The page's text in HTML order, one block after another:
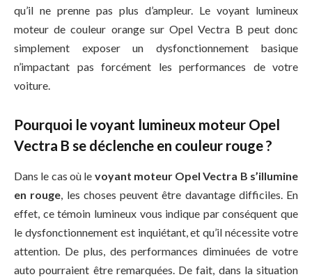
qu’il ne prenne pas plus d’ampleur. Le voyant lumineux
moteur de couleur orange sur Opel Vectra B peut donc
simplement exposer un dysfonctionnement basique
n’impactant pas forcément les performances de votre
voiture.
Pourquoi le voyant lumineux moteur Opel
Vectra B se déclenche en couleur rouge ?
Dans le cas où le voyant moteur Opel Vectra B s’illumine
en rouge, les choses peuvent être davantage difficiles. En
effet, ce témoin lumineux vous indique par conséquent que
le dysfonctionnement est inquiétant, et qu’il nécessite votre
attention. De plus, des performances diminuées de votre
auto pourraient être remarquées. De fait, dans la situation